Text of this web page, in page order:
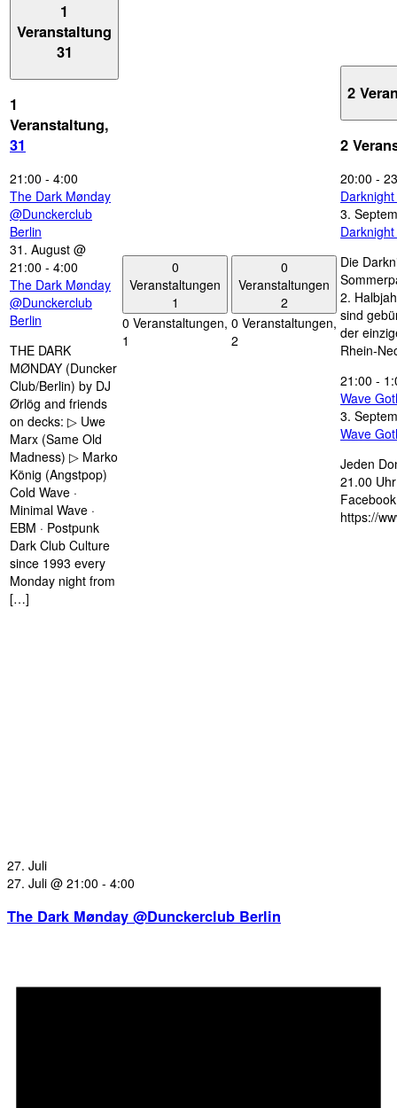
1
Veranstaltung
31
1
Veranstaltung,
31
21:00 - 4:00
The Dark Mønday
@Dunckerclub
Berlin
31. August @
21:00 - 4:00
The Dark Mønday
@Dunckerclub
Berlin
THE DARK
MØNDAY (Duncker
Club/Berlin) by DJ
Ørlög and friends
on decks: ▷ Uwe
Marx (Same Old
Madness) ▷ Marko
König (Angstpop)
Cold Wave ·
Minimal Wave ·
EBM · Postpunk
Dark Club Culture
since 1993 every
Monday night from
[…]
0
Veranstaltungen
1
0 Veranstaltungen,
1
0
Veranstaltungen
2
0 Veranstaltungen,
2
2
2
20:00 -
3.
Die
2.
sind
der
Rhein-
21:00 -
Wave
3.
Wave
Jeden
21.00
https://
27. Juli
27. Juli @ 21:00 - 4:00
The Dark Mønday @Dunckerclub Berlin